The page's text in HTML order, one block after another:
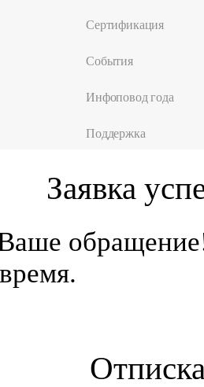
Сертификация
События
Инфоповод года
Поддержка
Заявка